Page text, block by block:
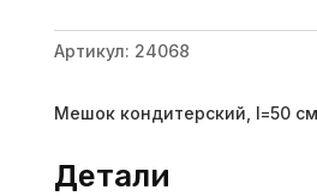
Артикул: 24068
Мешок кондитерский, l=50
Детали